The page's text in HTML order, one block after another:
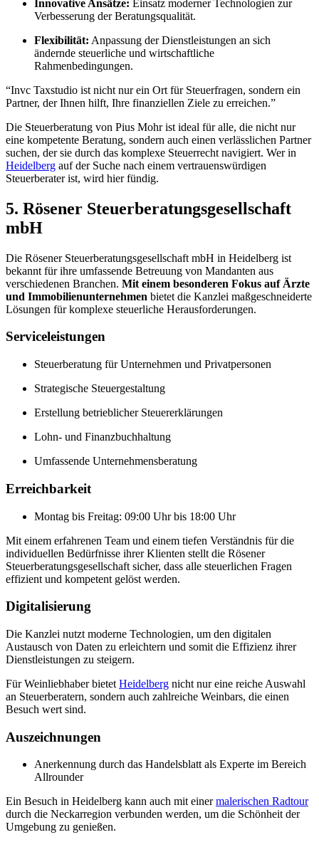
Innovative Ansätze: Einsatz moderner Technologien zur
Verbesserung der Beratungsqualität.
Flexibilität: Anpassung der Dienstleistungen an sich
ändernde steuerliche und wirtschaftliche
Rahmenbedingungen.
“Invc Taxstudio ist nicht nur ein Ort für Steuerfragen, sondern ein
Partner, der Ihnen hilft, Ihre finanziellen Ziele zu erreichen.”
Die Steuerberatung von Pius Mohr ist ideal für alle, die nicht nur
eine kompetente Beratung, sondern auch einen verlässlichen Partner
suchen, der sie durch das komplexe Steuerrecht navigiert. Wer in
Heidelberg auf der Suche nach einem vertrauenswürdigen
Steuerberater ist, wird hier fündig.
5. Rösener Steuerberatungsgesellschaft
mbH
Die Rösener Steuerberatungsgesellschaft mbH in Heidelberg ist
bekannt für ihre umfassende Betreuung von Mandanten aus
verschiedenen Branchen. Mit einem besonderen Fokus auf Ärzte
und Immobilienunternehmen bietet die Kanzlei maßgeschneiderte
Lösungen für komplexe steuerliche Herausforderungen.
Serviceleistungen
Steuerberatung für Unternehmen und Privatpersonen
Strategische Steuergestaltung
Erstellung betrieblicher Steuererklärungen
Lohn- und Finanzbuchhaltung
Umfassende Unternehmensberatung
Erreichbarkeit
Montag bis Freitag: 09:00 Uhr bis 18:00 Uhr
Mit einem erfahrenen Team und einem tiefen Verständnis für die
individuellen Bedürfnisse ihrer Klienten stellt die Rösener
Steuerberatungsgesellschaft sicher, dass alle steuerlichen Fragen
effizient und kompetent gelöst werden.
Digitalisierung
Die Kanzlei nutzt moderne Technologien, um den digitalen
Austausch von Daten zu erleichtern und somit die Effizienz ihrer
Dienstleistungen zu steigern.
Für Weinliebhaber bietet Heidelberg nicht nur eine reiche Auswahl
an Steuerberatern, sondern auch zahlreiche Weinbars, die einen
Besuch wert sind.
Auszeichnungen
Anerkennung durch das Handelsblatt als Experte im Bereich
Allrounder
Ein Besuch in Heidelberg kann auch mit einermalerischen Radtour
durch die Neckarregion verbunden werden, um die Schönheit der
Umgebung zu genießen.